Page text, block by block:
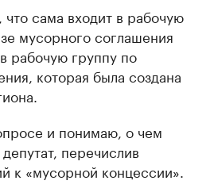
сама входит в рабочую
мусорного соглашения
рабочую группу по
которая была создана
и понимаю, о чем
перечислив
к «мусорной концессии».